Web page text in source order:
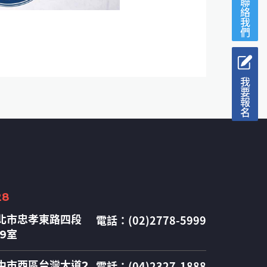
聯絡我們
我要報名
市忠孝東路四段
室
電話：(02)2778-5999